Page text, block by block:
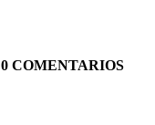
0 COMENTARIOS